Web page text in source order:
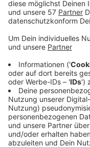
die traditionellen
Gestartet wird dann
Burgau/
Gerberplatz in
die Kajaks wieder
Altstadt bis zum
Grünental.
Besondere
Abfahrten am
"Kesselwehr" im